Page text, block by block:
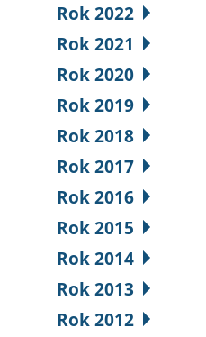
Rok 2022
Rok 2021
Rok 2020
Rok 2019
Rok 2018
Rok 2017
Rok 2016
Rok 2015
Rok 2014
Rok 2013
Rok 2012